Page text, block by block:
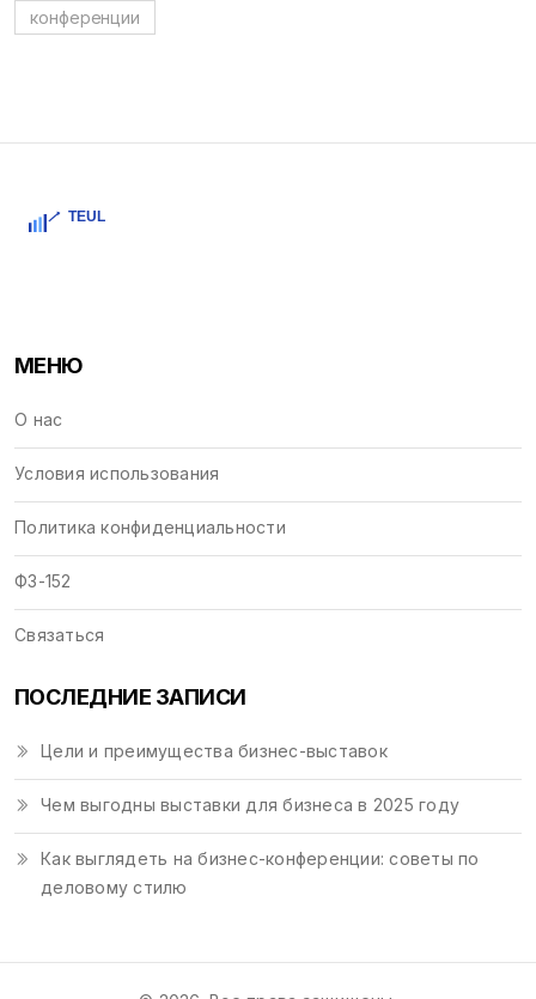
конференции
МЕНЮ
О нас
Условия использования
Политика конфиденциальности
ФЗ-152
Связаться
ПОСЛЕДНИЕ ЗАПИСИ
Цели и преимущества бизнес-выставок
Чем выгодны выставки для бизнеса в 2025 году
Как выглядеть на бизнес-конференции: советы по
деловому стилю